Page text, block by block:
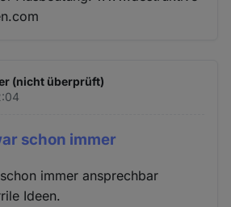
(nicht überprüft)
schon immer
immer ansprechbar
Ideen.